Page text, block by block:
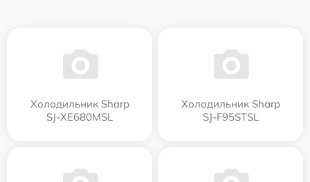
Холодильник Sharp
SJ-XE680MSL
Холодильник Sharp
SJ-F95STSL